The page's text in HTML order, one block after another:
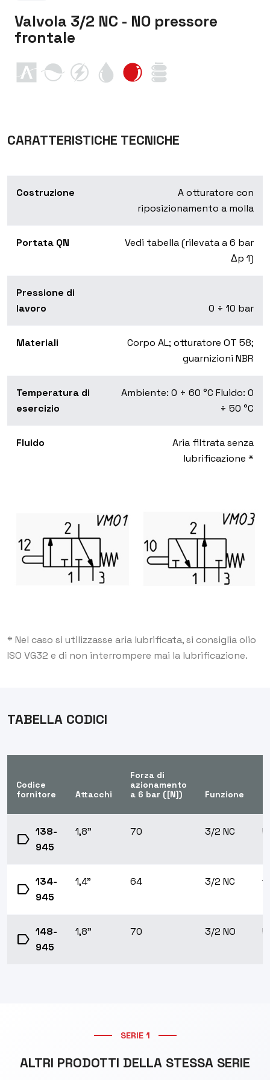
Valvola 3/2 NC - NO pressore
frontale
CARATTERISTICHE TECNICHE
Costruzione
A otturatore con
riposizionamento a molla
Portata QN
Vedi tabella (rilevata a 6 bar
Δp 1)
Pressione di
lavoro
0 ÷ 10 bar
Materiali
Corpo AL; otturatore OT 58;
guarnizioni NBR
Temperatura di
esercizio
Ambiente: 0 ÷ 60 °C Fluido: 0
÷ 50 °C
Fluido
Aria filtrata senza
lubrificazione *
* Nel caso si utilizzasse aria lubrificata, si consiglia olio
ISO VG32 e di non interrompere mai la lubrificazione.
TABELLA CODICI
Codice
fornitore
Attacchi
Forza di
azionamento
a 6 bar ([N])
Funzione
label 138-
945
1,8" 70 3/2 NC
label 134-
945
1,4" 64 3/2 NC
label 148-
945
1,8" 70 3/2 NO
SERIE 1
ALTRI PRODOTTI DELLA STESSA SERIE